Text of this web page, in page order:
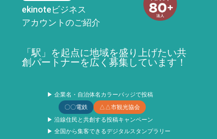
ekinoteビジネス
アカウントのご紹介
「駅」を起点に地域を盛り上げたい共
創パートナーを広く募集しています！
▶ 企業名・自治体名カラーバッジで投稿
〇〇電鉄
△△市観光協会
▶ 沿線住民と共創する投稿キャンペーン
▶ 全国から集客できるデジタルスタンプラリー